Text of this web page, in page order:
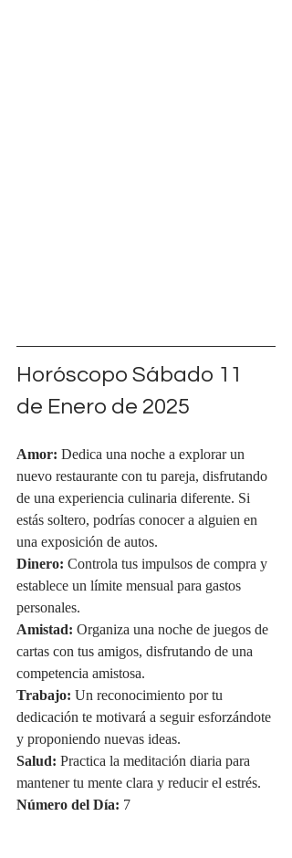
Horóscopo Sábado 11
de Enero de 2025
Amor: Dedica una noche a explorar un
nuevo restaurante con tu pareja, disfrutando
de una experiencia culinaria diferente. Si
estás soltero, podrías conocer a alguien en
una exposición de autos.
Dinero: Controla tus impulsos de compra y
establece un límite mensual para gastos
personales.
Amistad: Organiza una noche de juegos de
cartas con tus amigos, disfrutando de una
competencia amistosa.
Trabajo: Un reconocimiento por tu
dedicación te motivará a seguir esforzándote
y proponiendo nuevas ideas.
Salud: Practica la meditación diaria para
mantener tu mente clara y reducir el estrés.
Número del Día: 7